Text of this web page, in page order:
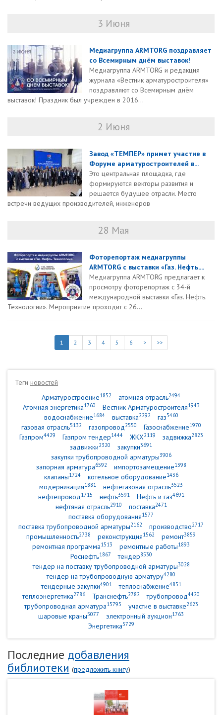
3 Июня
Медиагруппа ARMTORG поздравляет
со Всемирным днём выставок!
Медиагруппа ARMTORG и редакция
журнала «Вестник арматуростроителя»
поздравляют со Всемирным днём
выставок! Праздник был учрежден в 2016...
2 Июня
Завод «ТЕМПЕР» примет участие в
Форуме арматуростроителей в...
Это центральная площадка, где
формируются векторы развития и
решается будущее отрасли. Место
встречи ведущих производителей, инженеров
28 Мая
Фоторепортаж медиагруппы
ARMTORG с выставки «Газ. Нефть....
Медиагруппа ARMTORG предлагает к
просмотру фоторепортаж с 34-й
международной выставки «Газ. Нефть.
Технологии». Мероприятие проходит с 26...
1 2 3 4 5 6 > >>
Теги новостей
Арматуростроение1852 атомная отрасль2494
Атомная энергетика1760 Вестник Арматуростроителя1943
водоснабжение1684 выставка2292 газ5460
газовая отрасль5132 газопровод2550 Газоснабжение1970
Газпром4429 Газпром тендер1444 ЖКХ2119 задвижка2823
задвижки2320 закупки3691
закупки трубопроводной арматуры3906
запорная арматура6592 импортозамещение1398
клапаны1724 котельное оборудование1436
модернизация1881 нефтегазовая отрасль3523
нефтепровод1715 нефть3591 Нефть и газ4691
нефтяная отрасль2910 поставка2471
поставка оборудования1577
поставка трубопроводной арматуры2162 производство2717
промышленность2738 реконструкция1562 ремонт3859
ремонтная программа1513 ремонтные работы1893
Роснефть1867 тендер8530
тендер на поставку трубопроводной арматуры3028
тендер на трубопроводную арматуру4280
тендерные закупки4901 теплоснабжение4851
теплоэнергетика2786 Транснефть2782 трубопровод4420
трубопроводная арматура15795 участие в выставке2623
шаровые краны5077 электронный аукцион1763
Энергетика5729
Последние добавления
библиотеки (предложить книгу)